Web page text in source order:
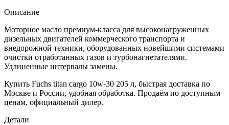
205
Описание
Моторное масло премиум-класса для высоконагруженных
дизельных двигателей коммерческого транспорта и
внедорожной техники, оборудованных новейшими системами
очистки отработанных газов и турбонагнетателями.
Удлиненные интервалы замены.
Купить Fuchs titan cargo 10w-30 205 л, быстрая доставка по
Москве и России, удобная обработка. Продаём по доступным
ценам, официальный дилер.
Детали